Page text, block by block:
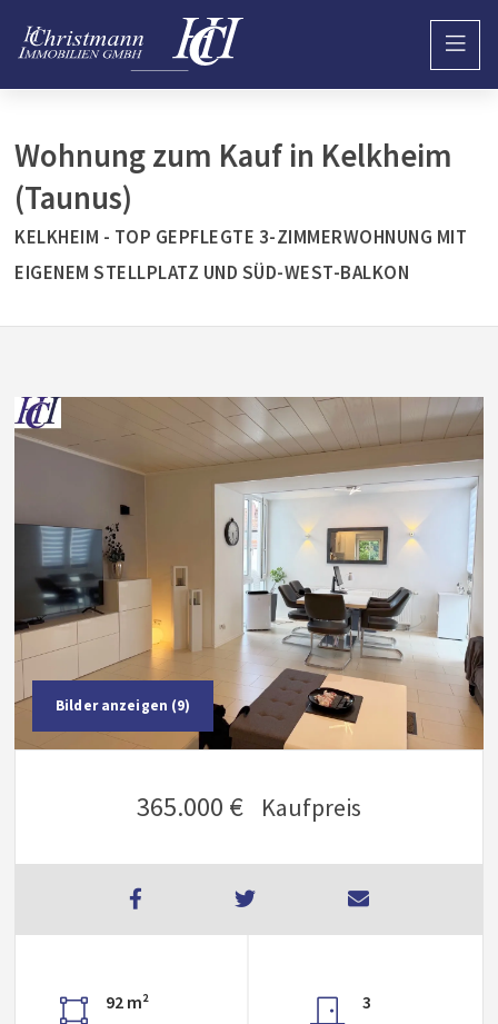
Wohnung zum Kauf in Kelkheim
(Taunus)
KELKHEIM - TOP GEPFLEGTE 3-ZIMMERWOHNUNG MIT
EIGENEM STELLPLATZ UND SÜD-WEST-BALKON
Bilder anzeigen (9)
365.000 € Kaufpreis
92 m² 3